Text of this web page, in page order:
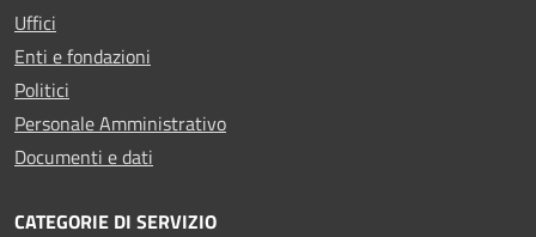
Uffici
Enti e fondazioni
Politici
Personale Amministrativo
Documenti e dati
CATEGORIE DI SERVIZIO